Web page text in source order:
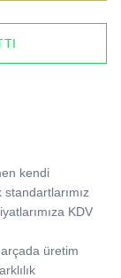
kendi
KDV
üretim